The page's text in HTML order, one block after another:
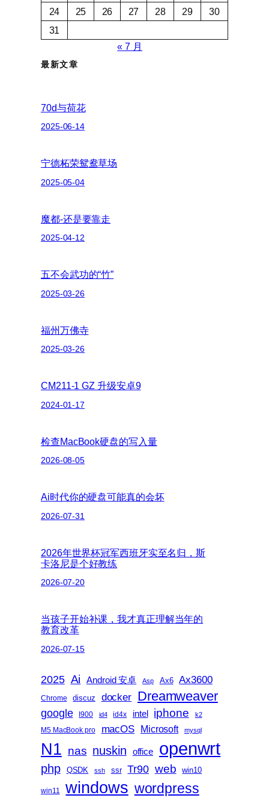
24 25 26 27 28 29
30
31
« 7 月
最新文章
70d与荷花
2025-06-14
宁德柘荣鸳鸯草场
2025-05-04
魔都-还是要靠走
2025-04-12
五不会武功的“竹”
2025-03-26
福州万佛寺
2025-03-26
CM211-1 GZ 升级安卓9
2024-01-17
检查MacBook硬盘的写入量
2026-08-05
Ai时代你的硬盘可能真的会坏
2026-07-31
2026年世界杯冠军西班牙实至名归，斯
卡洛尼是个好教练
2026-07-20
当孩子开始补课，我才真正理解当年的
教育改革
2026-07-15
2025 Ai Android 安卓 Asp Ax6 Ax3600
Chrome discuz docker Dreamweaver
google I900 id4 id4x intel iphone k2
M5 MacBook pro macOS Microsoft mysql
N1 nas nuskin office openwrt
php QSDK ssh ssr Tr90 web win10
win11 windows wordpress